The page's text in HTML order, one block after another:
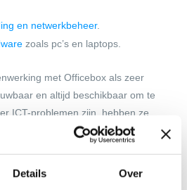
Details Over
en netwerkbeheer.
zoals pc’s en laptops.
met Officebox als zeer
en altijd beschikbaar om te
ICT-problemen zijn, hebben ze
voor ons echt een groot